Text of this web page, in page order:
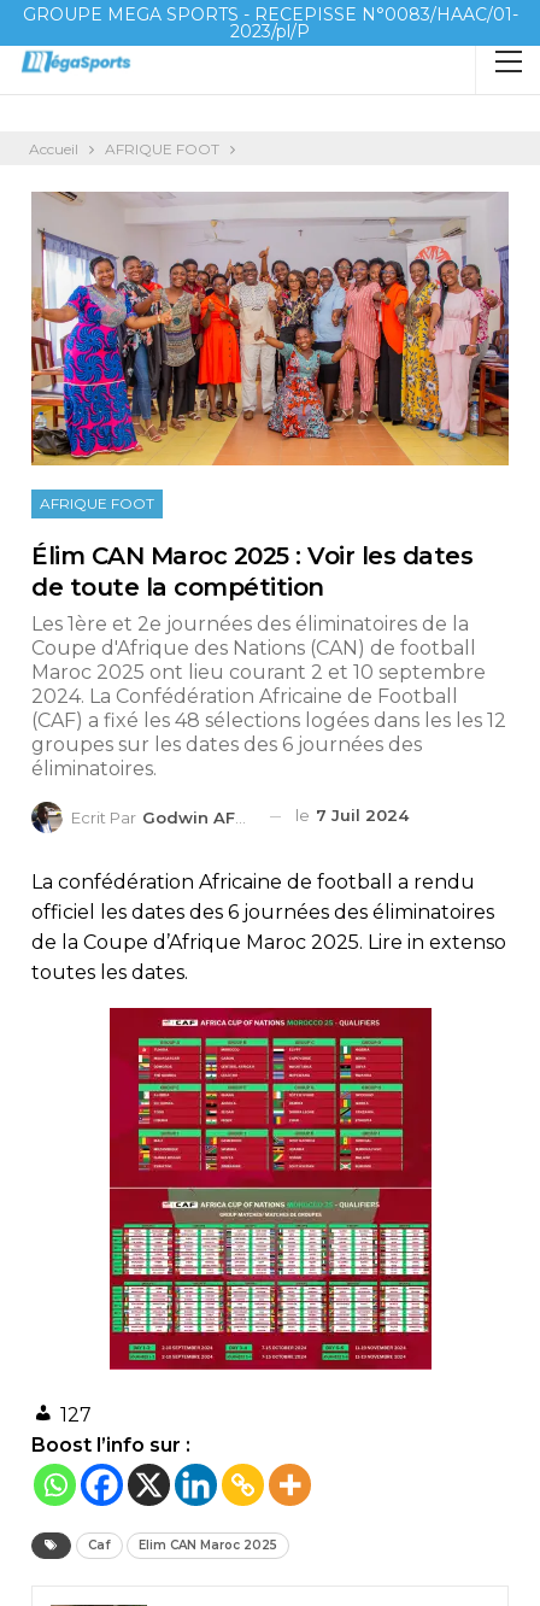
GROUPE MEGA SPORTS - RECEPISSE N°0083/HAAC/01-
2023/pl/P
Accueil AFRIQUE FOOT
AFRIQUE FOOT
Élim CAN Maroc 2025 : Voir les dates
de toute la compétition
Les 1ère et 2e journées des éliminatoires de la
Coupe d'Afrique des Nations (CAN) de football
Maroc 2025 ont lieu courant 2 et 10 septembre
2024. La Confédération Africaine de Football
(CAF) a fixé les 48 sélections logées dans les les 12
groupes sur les dates des 6 journées des
éliminatoires.
Ecrit Par Godwin AFEDO le 7 Juil 2024
La confédération Africaine de football a rendu
officiel les dates des 6 journées des éliminatoires
de la Coupe d’Afrique Maroc 2025. Lire in extenso
toutes les dates.
127
Boost l’info sur :
Caf Elim CAN Maroc 2025